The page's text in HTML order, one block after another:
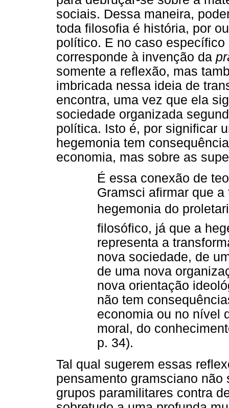
sociais. Dessa maneira,
toda filosofia é história, por
político. E no caso
corresponde à invenção da
somente a reflexão, mas
imbricada nessa ideia de
encontra, uma vez que ela
sociedade organizada
política. Isto é, por significar
hegemonia tem
economia, mas sobre as
É essa conexão de
Gramsci afirmar que
hegemonia do
filosófico, já que a
representa a
nova sociedade, de
de uma nova
nova orientação
não tem
economia ou no nível
moral, do
p. 34).
Tal qual sugerem essas
pensamento gramsciano
grupos paramilitares contra